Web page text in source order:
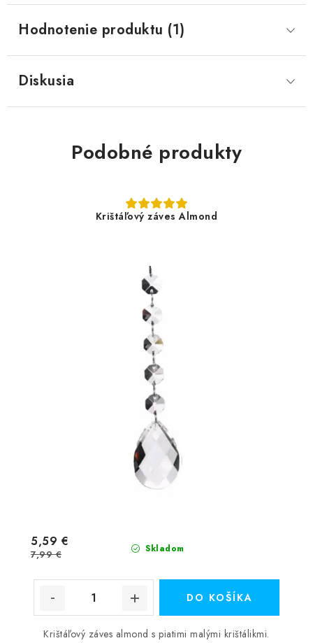
Hodnotenie produktu (1)
Diskusia
Podobné produkty
Krištáľový záves Almond
Skladom
5,59 €
7,99 €
DO KOŠÍKA
Krištáľový záves almond s piatimi malými krištálikmi.